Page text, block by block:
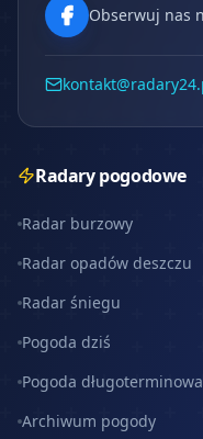
Obserwuj nas
Radary pogodowe
Radar burzowy
Radar opadów deszczu
Radar śniegu
Pogoda dziś
Pogoda
Archiwum pogody